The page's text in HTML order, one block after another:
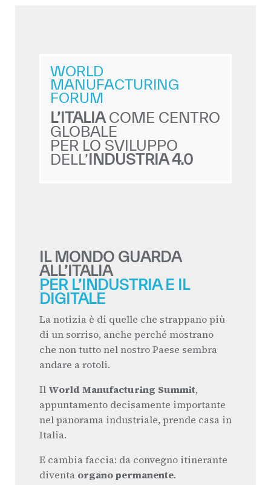
WORLD
MANUFACTURING
FORUM
L’ITALIACOME CENTRO
GLOBALE
PER LO SVILUPPO
DELL’ INDUSTRIA 4.0
IL MONDO GUARDA
ALL’ITALIA
PER L’INDUSTRIA E IL
DIGITALE
La notizia è di quelle che strappano più
di un sorriso, anche perché mostrano
che non tutto nel nostro Paese sembra
andare a rotoli.
Il World Manufacturing Summit,
appuntamento decisamente importante
nel panorama industriale, prende casa in
Italia.
E cambia faccia: da convegno itinerante
diventa organo permanente.